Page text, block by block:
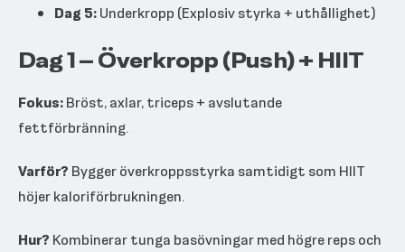
Dag 5:Underkropp (Explosiv styrka + uthållighet)
Dag 1 – Överkropp (Push) + HIIT
Fokus:Bröst, axlar, triceps + avslutande
fettförbränning.
Varför? Bygger överkroppsstyrka samtidigt som HIIT
höjer kaloriförbrukningen.
Hur? Kombinerar tunga basövningar med högre reps och